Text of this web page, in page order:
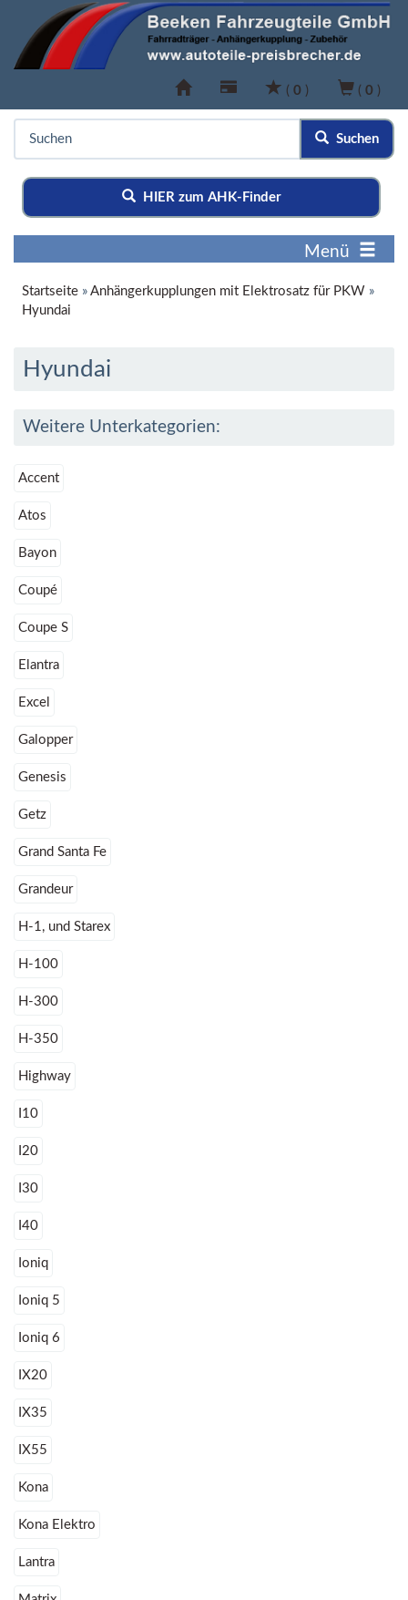
( 0 ) ( 0 )
Suchen
HIER zum AHK-Finder
Menü
Startseite » Anhängerkupplungen mit Elektrosatz für PKW »
Hyundai
Hyundai
Weitere Unterkategorien:
Accent
Atos
Bayon
Coupé
Coupe S
Elantra
Excel
Galopper
Genesis
Getz
Grand Santa Fe
Grandeur
H-1, und Starex
H-100
H-300
H-350
Highway
I10
I20
I30
I40
Ioniq
Ioniq 5
Ioniq 6
IX20
IX35
IX55
Kona
Kona Elektro
Lantra